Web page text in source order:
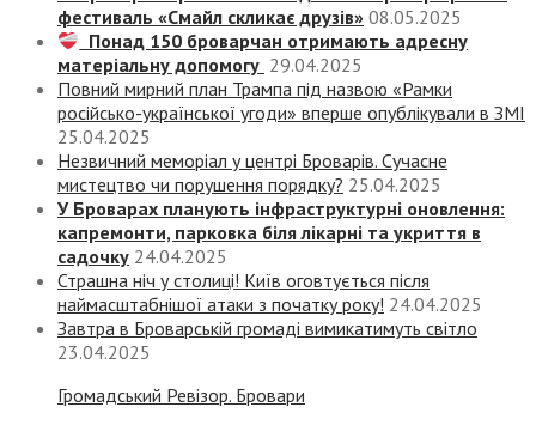
фестиваль «Смайл скликає друзів» 08.05.2025
Понад 150 броварчан отримають адресну
матеріальну допомогу 29.04.2025
Повний мирний план Трампа під назвою «‎Рамки
російсько-української угоди» вперше опублікували в ЗМІ
25.04.2025
Незвичний меморіал у центрі Броварів. Сучасне
мистецтво чи порушення порядку? 25.04.2025
У Броварах планують інфраструктурні оновлення:
капремонти, парковка біля лікарні та укриття в
садочку 24.04.2025
Страшна ніч у столиці! Київ оговтується після
наймасштабнішої атаки з початку року! 24.04.2025
Завтра в Броварській громаді вимикатимуть світло
23.04.2025
Громадський Ревізор. Бровари